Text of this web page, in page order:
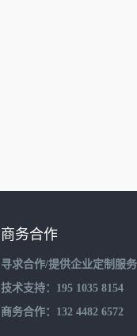
商务合作
寻求合作/提供企业定制服务
技术支持：195 1035 8154
商务合作：132 4482 6572